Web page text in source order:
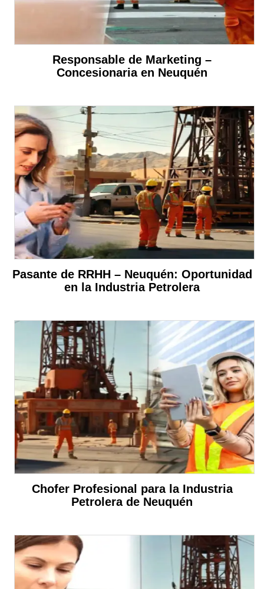
Responsable de Marketing –
Concesionaria en Neuquén
Pasante de RRHH – Neuquén: Oportunidad
en la Industria Petrolera
Chofer Profesional para la Industria
Petrolera de Neuquén